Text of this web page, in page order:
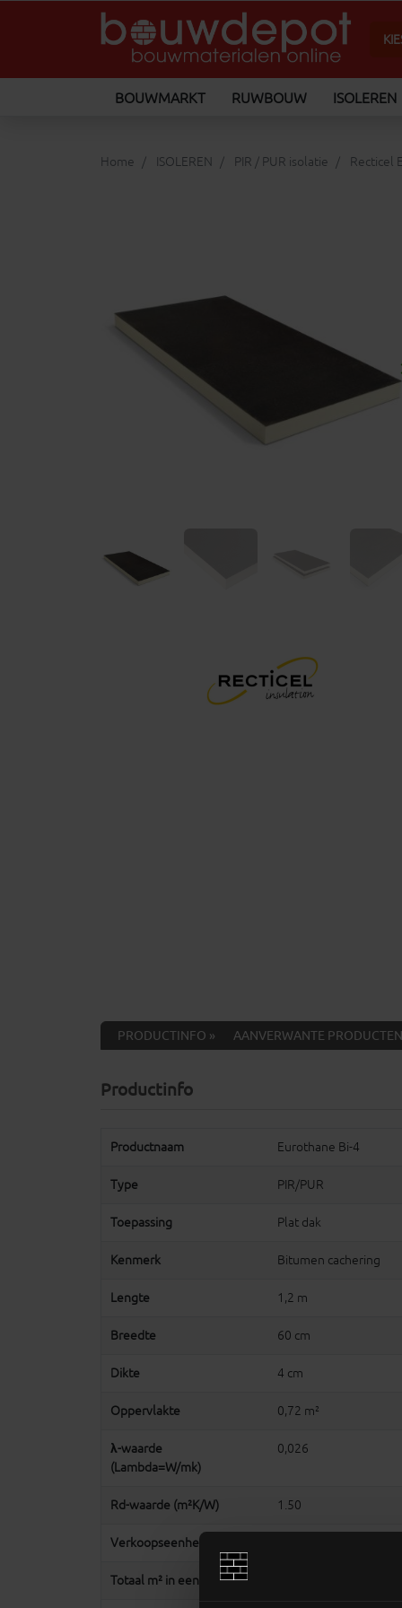
BOUWMARKT RUWBOUW ISOLEREN
Home ISOLEREN PIR / PUR isolatie Recticel
PRODUCTINFO » AANVERWANTE
Productinfo
Productnaam Eurothane Bi-4
Type PIR/PUR
Toepassing Plat dak
Kenmerk Bitumen cachering
Lengte 1,2 m
Breedte 60 cm
Dikte 4 cm
Oppervlakte 0,72 m²
λ-waarde
(Lambda=W/mk)
0,026
Rd-waarde (m²K/W) 1.50
Verkoopseenheid
Totaal m² in een pak